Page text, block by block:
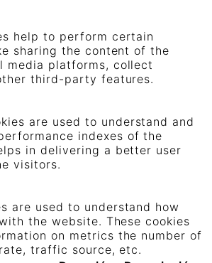
help to perform certain
sharing the content of the
media platforms, collect
third-party features.
are used to understand and
indexes of the
in delivering a better user
visitors.
are used to understand how
the website. These cookies
on metrics the number of
traffic source, etc.